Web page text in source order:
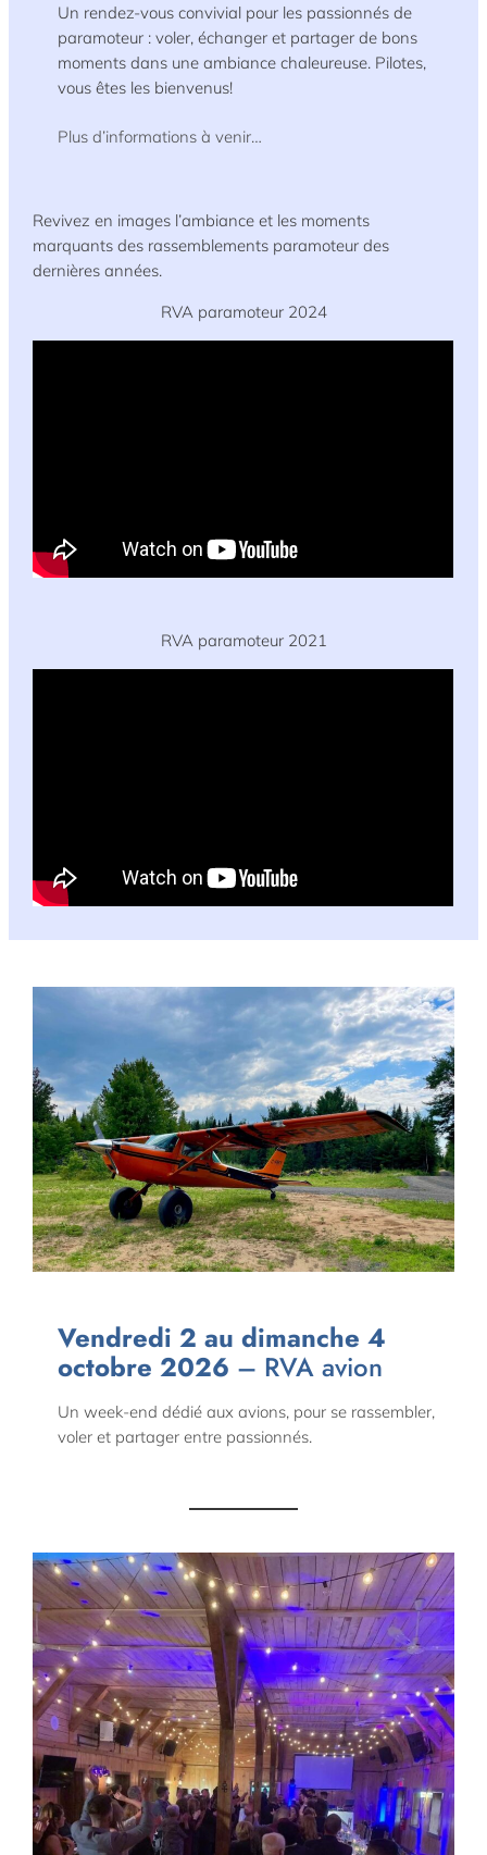
Un rendez-vous convivial pour les passionnés de
paramoteur : voler, échanger et partager de bons
moments dans une ambiance chaleureuse. Pilotes,
vous êtes les bienvenus!
Plus d’informations à venir…
Revivez en images l’ambiance et les moments
marquants des rassemblements paramoteur des
dernières années.
RVA paramoteur 2024
RVA paramoteur 2021
Vendredi 2 au dimanche 4
octobre 2026 – RVA avion
Un week-end dédié aux avions, pour se rassembler,
voler et partager entre passionnés.